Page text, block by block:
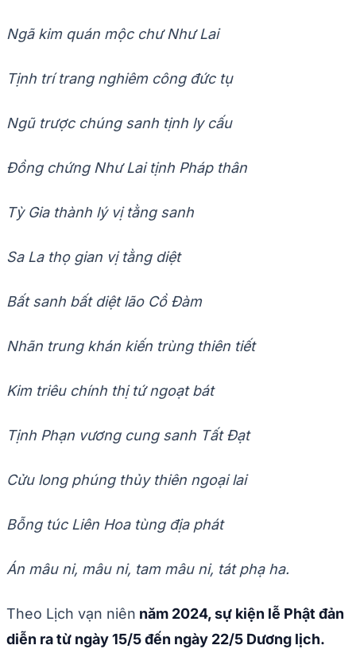
Ngã kim quán mộc chư Như Lai
Tịnh trí trang nghiêm công đức tụ
Ngũ trược chúng sanh tịnh ly cấu
Đồng chứng Như Lai tịnh Pháp thân
Tỳ Gia thành lý vị tằng sanh
Sa La thọ gian vị tằng diệt
Bất sanh bất diệt lão Cồ Đàm
Nhãn trung khán kiến trùng thiên tiết
Kim triêu chính thị tứ ngoạt bát
Tịnh Phạn vương cung sanh Tất Đạt
Cửu long phúng thủy thiên ngoại lai
Bỗng túc Liên Hoa tùng địa phát
Án mâu ni, mâu ni, tam mâu ni, tát phạ ha.
Theo Lịch vạn niên năm 2024, sự kiện lễ Phật đản
diễn ra từ ngày 15/5 đến ngày 22/5 Dương lịch.